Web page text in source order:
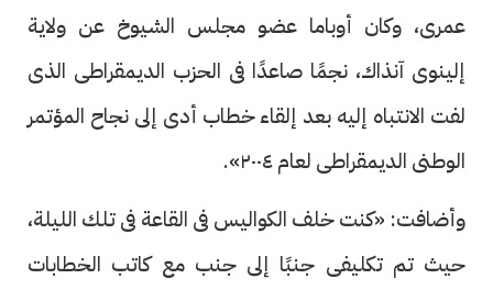
عمرى، وكان أوباما عضو مجلس الشيوخ عن ولاية
إلينوى آنذاك، نجمًا صاعدًا فى الحزب الديمقراطى الذى
لفت الانتباه إليه بعد إلقاء خطاب أدى إلى نجاح المؤتمر
الوطنى الديمقراطى لعام ٢٠٠٤».
وأضافت: «كنت خلف الكواليس فى القاعة فى تلك الليلة،
حيث تم تكليفى جنبًا إلى جنب مع كاتب الخطابات